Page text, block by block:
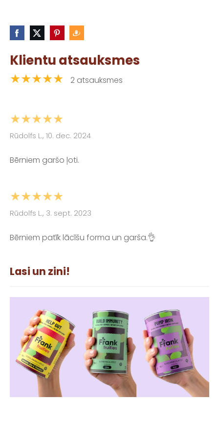
Lasi un zini!
Klientu atsauksmes
★★★★★ 2 atsauksmes
★★★★★
Rūdolfs L., 10. dec. 2024
Bērniem garšo ļoti.
★★★★★
Rūdolfs L., 3. sept. 2023
Bērniem patīk lācīšu forma un garša.👌